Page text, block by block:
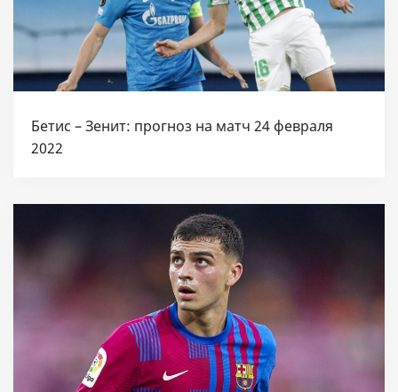
Бетис – Зенит: прогноз на матч 24 февраля
2022